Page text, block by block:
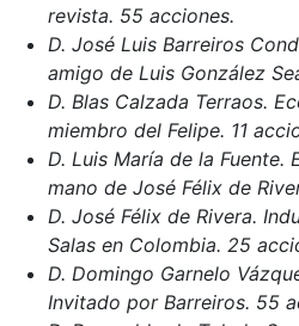
revista. 55 acciones.
D. José Luis Barreiros
amigo de Luis González
D. Blas Calzada Terraos.
miembro del Felipe. 11
D. Luis María de la Fuente.
mano de José Félix de
D. José Félix de Rivera.
Salas en Colombia. 25
D. Domingo Garnelo
Invitado por Barreiros. 55